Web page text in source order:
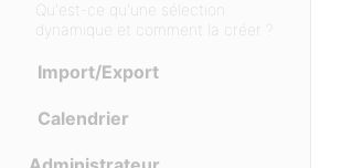
Qu'est-ce qu'une sélection
dynamique et comment la créer ?
Import/Export
Calendrier